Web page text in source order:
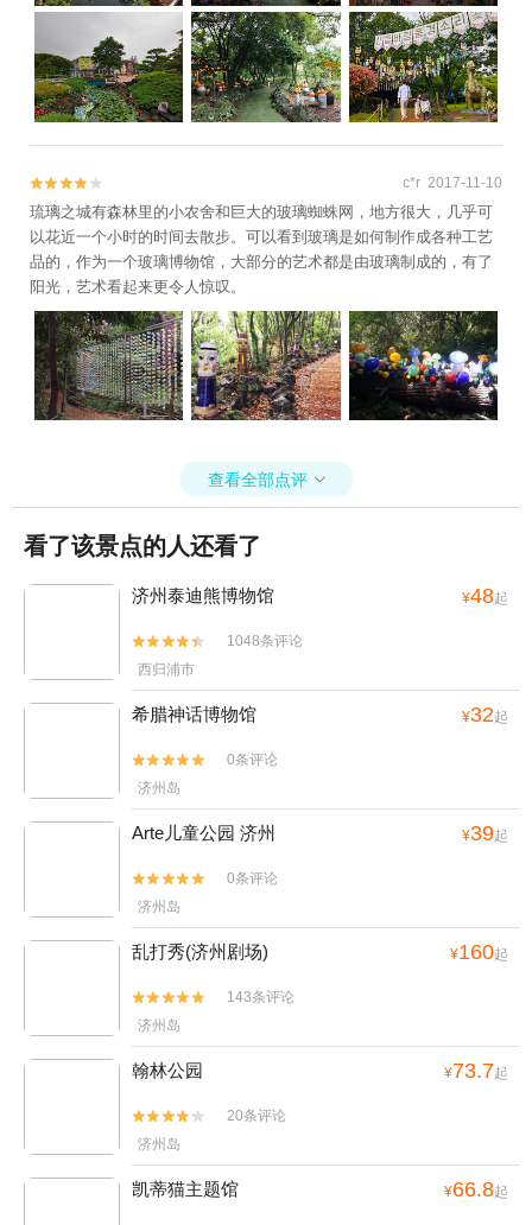

 c*r 2017-11-10
琉璃之城有森林里的小农舍和巨大的玻璃蜘蛛网，地方很大，几乎可
以花近一个小时的时间去散步。可以看到玻璃是如何制作成各种工艺
品的，作为一个玻璃博物馆，大部分的艺术都是由玻璃制成的，有了
阳光，艺术看起来更令人惊叹。
查看全部点评 
看了该景点的人还看了
济州泰迪熊博物馆 ¥48起


1048条评论
西归浦市
希腊神话博物馆 ¥32起


0条评论
济州岛
Arte儿童公园 济州 ¥39起


0条评论
济州岛
乱打秀(济州剧场) ¥160起


143条评论
济州岛
翰林公园 ¥73.7起


20条评论
济州岛
凯蒂猫主题馆 ¥66.8起